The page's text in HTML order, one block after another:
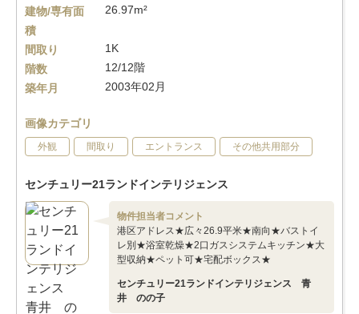
建物/専有面
積
26.97m²
間取り
1K
階数
12/12階
築年月
2003年02月
画像カテゴリ
外観 間取り エントランス その他共用部分
センチュリー21ランドインテリジェンス
物件担当者コメント
港区アドレス★広々26.9平米★南向★バストイ
レ別★浴室乾燥★2口ガスシステムキッチン★大
型収納★ペット可★宅配ボックス★
センチュリー21ランドインテリジェンス 青
井 のの子